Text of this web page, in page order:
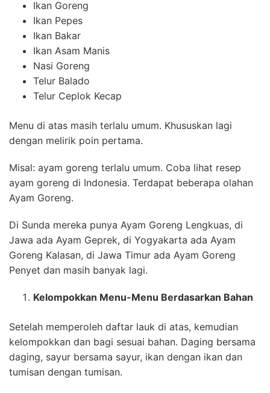
Ikan Goreng
Ikan Pepes
Ikan Bakar
Ikan Asam Manis
Nasi Goreng
Telur Balado
Telur Ceplok Kecap
Menu di atas masih terlalu umum. Khususkan lagi
dengan melirik poin pertama.
Misal: ayam goreng terlalu umum. Coba lihat resep
ayam goreng di Indonesia. Terdapat beberapa olahan
Ayam Goreng.
Di Sunda mereka punya Ayam Goreng Lengkuas, di
Jawa ada Ayam Geprek, di Yogyakarta ada Ayam
Goreng Kalasan, di Jawa Timur ada Ayam Goreng
Penyet dan masih banyak lagi.
Kelompokkan Menu-Menu Berdasarkan Bahan
Setelah memperoleh daftar lauk di atas, kemudian
kelompokkan dan bagi sesuai bahan. Daging bersama
daging, sayur bersama sayur, ikan dengan ikan dan
tumisan dengan tumisan.